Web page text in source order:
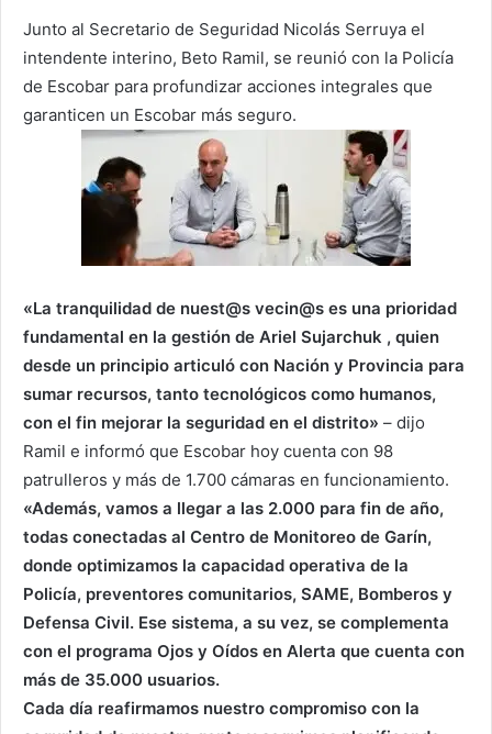
Junto al Secretario de Seguridad Nicolás Serruya el
intendente interino, Beto Ramil, se reunió con la Policía
de Escobar para profundizar acciones integrales que
garanticen un Escobar más seguro.
«La tranquilidad de nuest@s vecin@s es una prioridad
fundamental en la gestión de Ariel Sujarchuk , quien
desde un principio articuló con Nación y Provincia para
sumar recursos, tanto tecnológicos como humanos,
con el fin mejorar la seguridad en el distrito» – dijo
Ramil e informó que Escobar hoy cuenta con 98
patrulleros y más de 1.700 cámaras en funcionamiento.
«Además, vamos a llegar a las 2.000 para fin de año,
todas conectadas al Centro de Monitoreo de Garín,
donde optimizamos la capacidad operativa de la
Policía, preventores comunitarios, SAME, Bomberos y
Defensa Civil. Ese sistema, a su vez, se complementa
con el programa Ojos y Oídos en Alerta que cuenta con
más de 35.000 usuarios.
Cada día reafirmamos nuestro compromiso con la